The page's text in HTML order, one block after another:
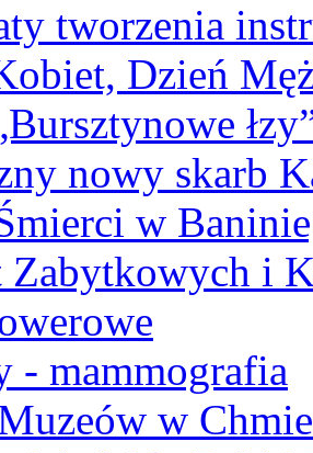
tworzenia
Dzień
nowy skarb
w
i
- mammografia
w